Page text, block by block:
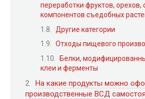
переработки фруктов,
компонентов съедобных
Другие категории
Отходы пищевого
Белки,
клеи и ферменты
На какие продукты можно
производственные ВСД